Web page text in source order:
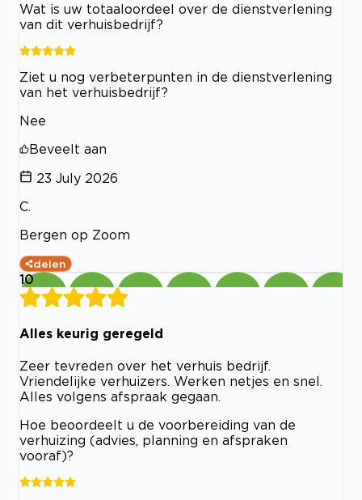
Wat is uw totaaloordeel over de dienstverlening
van dit verhuisbedrijf?
Ziet u nog verbeterpunten in de dienstverlening
van het verhuisbedrijf?
Nee
Beveelt aan
23 July 2026
C.
Bergen op Zoom
delen
10
Alles keurig geregeld
Zeer tevreden over het verhuis bedrijf.
Vriendelijke verhuizers. Werken netjes en snel.
Alles volgens afspraak gegaan.
Hoe beoordeelt u de voorbereiding van de
verhuizing (advies, planning en afspraken
vooraf)?